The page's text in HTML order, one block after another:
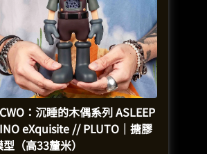
：沉睡的木偶系列 ASLEEP
eXquisite // PLUTO｜搪膠
（高33釐米）